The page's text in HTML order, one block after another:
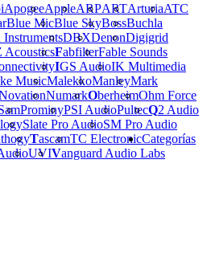
ApogeeAppleARPARTArturiaATC
Blue MicBlue SkyBossBuchla
DBXDenonDigigrid
AcousticsFabfilterFable Sounds
IGS AudioIK Multimedia
MusicMalekkoManleyMark
NumarkOberheimOhm Force
ProminyPSI AudioPultecQ2 Audio
Slate Pro AudioSM Pro Audio
TascamTC Electronic
UVIVanguard Audio Labs
Categorías